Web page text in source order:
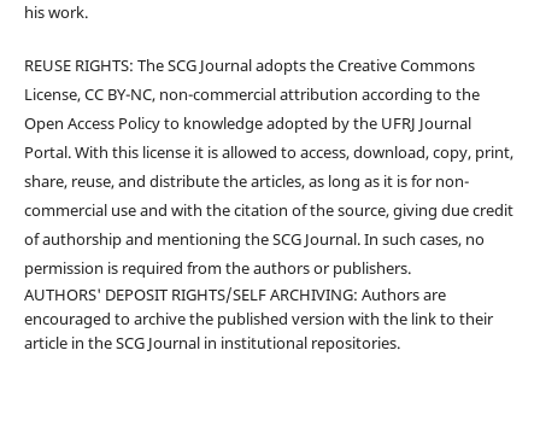
his work.
REUSE RIGHTS: The SCG Journal adopts the Creative Commons
License, CC BY-NC, non-commercial attribution according to the
Open Access Policy to knowledge adopted by the UFRJ Journal
Portal. With this license it is allowed to access, download, copy, print,
share, reuse, and distribute the articles, as long as it is for non-
commercial use and with the citation of the source, giving due credit
of authorship and mentioning the SCG Journal. In such cases, no
permission is required from the authors or publishers.
AUTHORS' DEPOSIT RIGHTS/SELF ARCHIVING: Authors are
encouraged to archive the published version with the link to their
article in the SCG Journal in institutional repositories.